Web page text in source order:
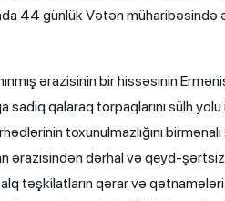
44 günlük Vətən
ərazisinin bir hissəsinin
qalaraq torpaqlarını sülh
toxunulmazlığını
dərhal və qeyd-şərtsiz
təşkilatların qərar və